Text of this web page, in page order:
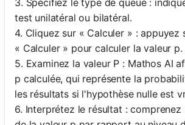
test unilatéral ou bilatéral.
4. Cliquez sur « Calculer » : appuyez
« Calculer » pour calculer la valeur p.
5. Examinez la valeur P : Mathos AI
p calculée, qui représente la
les résultats si l'hypothèse nulle est
6. Interprétez le résultat :